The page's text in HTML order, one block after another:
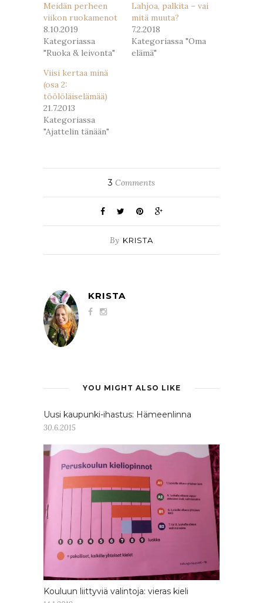
Meidän perheen
viikon ruokamenot
8.10.2019
Kategoriassa
"Ruoka & leivonta"
Lahjoa, palkita – vai
mitä muuta?
7.2.2018
Kategoriassa "Oma
elämä"
Viisi kertaa minä
(osa 2:
töölöläiselämää)
21.7.2013
Kategoriassa
"Ajattelin tänään"
3 Comments
By KRISTA
KRISTA
YOU MIGHT ALSO LIKE
Uusi kaupunki-ihastus: Hämeenlinna
30.6.2015
Kouluun liittyviä valintoja: vieras kieli